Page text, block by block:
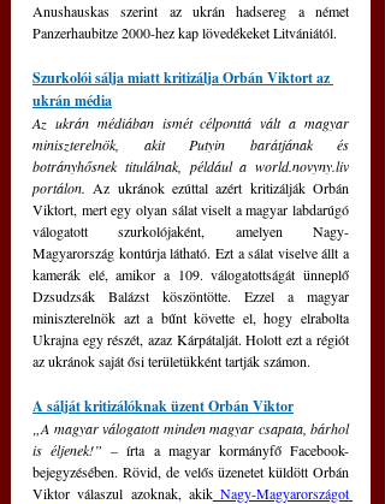
Anushauskas szerint az ukrán hadsereg a német
Panzerhaubitze 2000-hez kap lövedékeket Litvániától.
Szurkolói sálja miatt kritizálja Orbán Viktort az
ukrán média
Az ukrán médiában ismét célponttá vált a magyar
miniszterelnök, akit Putyin barátjának és
botrányhősnek titulálnak, például a world.novyny.liv
portálon. Az ukránok ezúttal azért kritizálják Orbán
Viktort, mert egy olyan sálat viselt a magyar labdarúgó
válogatott szurkolójaként, amelyen Nagy-
Magyarország kontúrja látható. Ezt a sálat viselve állt a
kamerák elé, amikor a 109. válogatottságát ünneplő
Dzsudzsák Balázst köszöntötte. Ezzel a magyar
miniszterelnök azt a bűnt követte el, hogy elrabolta
Ukrajna egy részét, azaz Kárpátalját. Holott ezt a régiót
az ukránok saját ősi területükként tartják számon.
A sálját kritizálóknak üzent Orbán Viktor
„A magyar válogatott minden magyar csapata, bárhol
is éljenek!” – írta a magyar kormányfő Facebook-
bejegyzésében. Rövid, de velős üzenetet küldött Orbán
Viktor válaszul azoknak, akik Nagy-Magyarországot